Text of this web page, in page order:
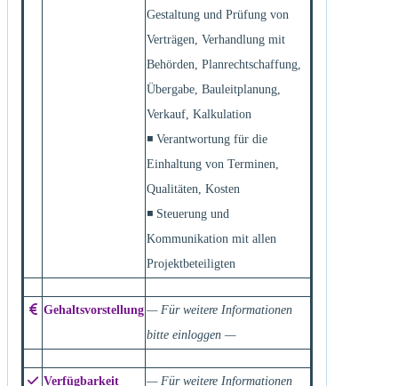
Gestaltung und Prüfung von
Verträgen, Verhandlung mit
Behörden, Planrechtschaffung,
Übergabe, Bauleitplanung,
Verkauf, Kalkulation
◾ Verantwortung für die
Einhaltung von Terminen,
Qualitäten, Kosten
◾ Steuerung und
Kommunikation mit allen
Projektbeteiligten
Gehaltsvorstellung — Für weitere Informationen
bitte einloggen —
Verfügbarkeit — Für weitere Informationen